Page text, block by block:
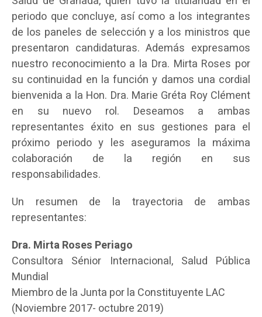
periodo que concluye, así como a los integrantes
de los paneles de selección y a los ministros que
presentaron candidaturas. Además expresamos
nuestro reconocimiento a la Dra. Mirta Roses por
su continuidad en la función y damos una cordial
bienvenida a la Hon. Dra. Marie Gréta Roy Clément
en su nuevo rol. Deseamos a ambas
representantes éxito en sus gestiones para el
próximo periodo y les aseguramos la máxima
colaboración de la región en sus
responsabilidades.
Un resumen de la trayectoria de ambas
representantes:
Dra. Mirta Roses Periago
Consultora Sénior Internacional, Salud Pública
Mundial
Miembro de la Junta por la Constituyente LAC
(Noviembre 2017- octubre 2019)